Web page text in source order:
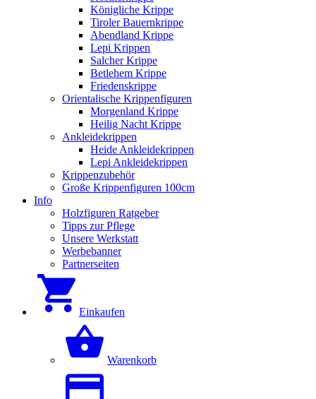
Königliche Krippe
Tiroler Bauernkrippe
Abendland Krippe
Lepi Krippen
Salcher Krippe
Betlehem Krippe
Friedenskrippe
Orientalische Krippenfiguren
Morgenland Krippe
Heilig Nacht Krippe
Ankleidekrippen
Heide Ankleidekrippen
Lepi Ankleidekrippen
Krippenzubehör
Große Krippenfiguren 100cm
Info
Holzfiguren Ratgeber
Tipps zur Pflege
Unsere Werkstatt
Werbebanner
Partnerseiten
Einkaufen
Warenkorb